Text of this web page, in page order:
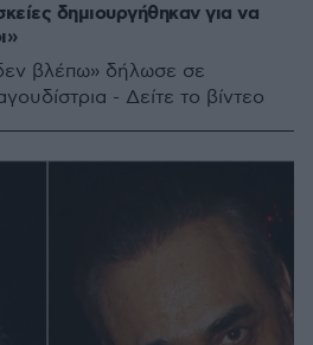
δημιουργήθηκαν για να
βλέπω» δήλωσε σε
- Δείτε το βίντεο